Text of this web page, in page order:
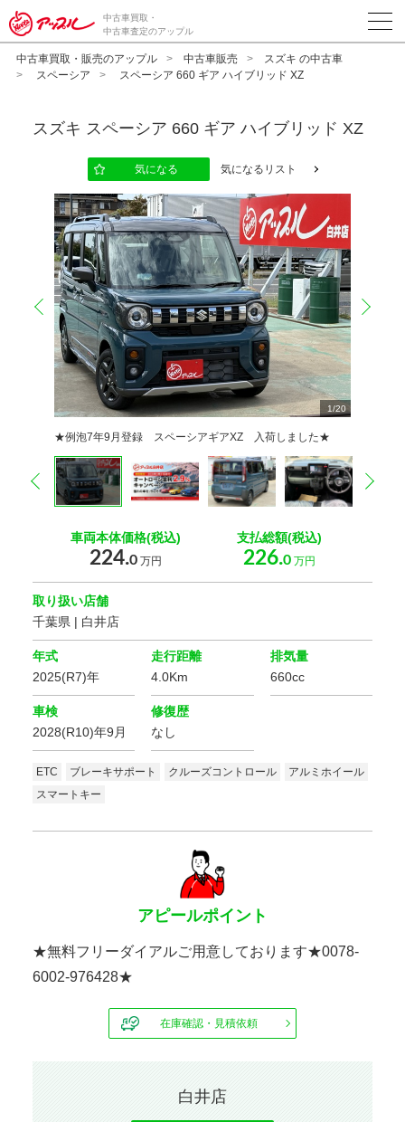
中古車買取・
中古車査定のアップル
中古車買取・販売のアップル 中古車販売
スズキ の中古車
スペーシア
スペーシア 660 ギア ハイブリッド XZ
スズキ スペーシア 660 ギア ハイブリッド XZ
気になる 気になるリスト
1/20
★例泡7年9月登録 スペーシアギアXZ 入荷しました★
2 20
3 20
4 20
5 20
6 20
7 20
8 20
9 20
10 2
0
11 2
0
12 2
0
13 2
0
14 2
0
15 2
0
16 2
0
17 2
0
18 2
0
19 2
0
20 2
0
prev
prev
車両本体価格(税込)
224.0 万円
支払総額(税込)
226.0万円
取り扱い店舗
千葉県 | 白井店
年式
2025(R7)年
走行距離
4.0Km
排気量
660cc
車検
2028(R10)年9月
修復歴
なし
ETC ブレーキサポート クルーズコントロール
アルミホイール
スマートキー
アピールポイント
★無料フリーダイアルご用意しております★0078-
6002-976428★
在庫確認・見積依頼
白井店